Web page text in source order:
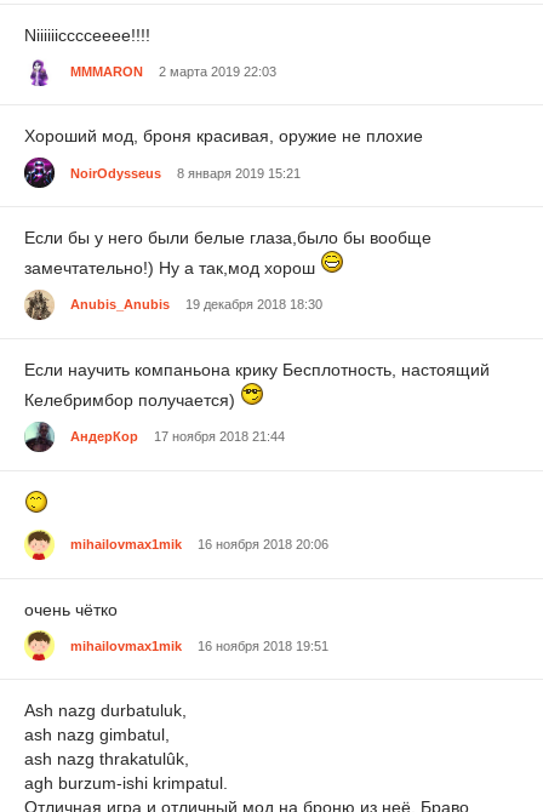
Niiiiiicccceeee!!!!
MMMARON 2 марта 2019 22:03
Хороший мод, броня красивая, оружие не плохие
NoirOdysseus 8 января 2019 15:21
Если бы у него были белые глаза,было бы вообще
замечтательно!) Ну а так,мод хорош
Anubis_Anubis 19 декабря 2018 18:30
Если научить компаньона крику Бесплотность, настоящий
Келебримбор получается)
АндерКор 17 ноября 2018 21:44
mihailovmax1mik 16 ноября 2018 20:06
очень чётко
mihailovmax1mik 16 ноября 2018 19:51
Ash nazg durbatuluk,
ash nazg gimbatul,
ash nazg thrakatulûk,
agh burzum-ishi krimpatul.
Отличная игра и отличный мод на броню из неё. Браво